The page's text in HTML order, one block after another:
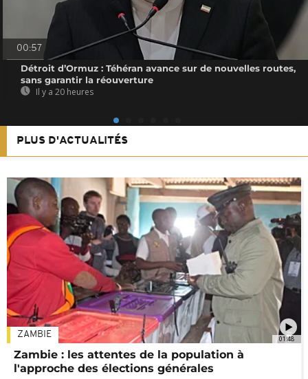
00:57
Détroit d’Ormuz : Téhéran avance sur de nouvelles routes,
sans garantir la réouverture
Il y a 20 heures
PLUS D'ACTUALITÉS
01:48
ZAMBIE
Zambie : les attentes de la population à
l'approche des élections générales